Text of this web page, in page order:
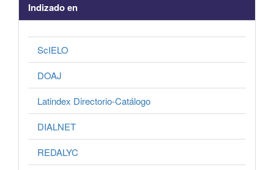
Indizado en
ScIELO
DOAJ
Latindex Directorio-Catálogo
DIALNET
REDALYC